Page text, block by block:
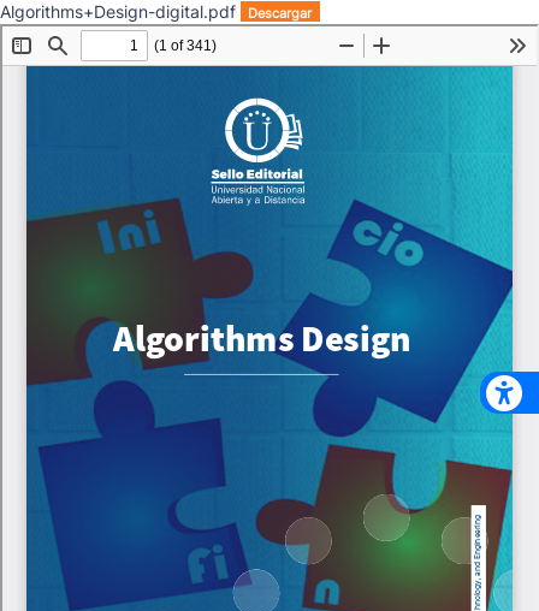
Algorithms+Design-digital.pdf Descargar